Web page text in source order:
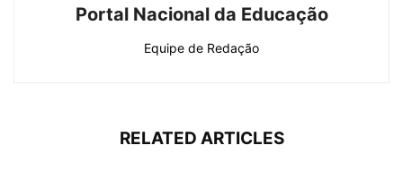
Portal Nacional da Educação
Equipe de Redação
RELATED ARTICLES